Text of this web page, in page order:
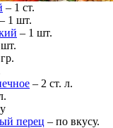
– 1 ст.
– 1 шт.
– 1 шт.
– 2 ст. л.
перец – по вкусу.